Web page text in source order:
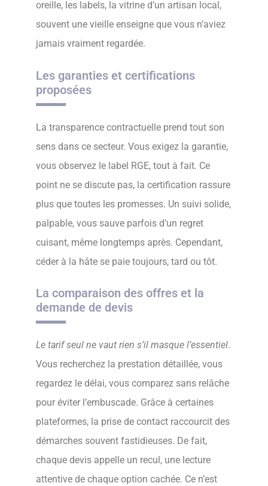
oreille, les labels, la vitrine d’un artisan local,
souvent une vieille enseigne que vous n’aviez
jamais vraiment regardée.
Les garanties et certifications
proposées
La transparence contractuelle prend tout son
sens dans ce secteur. Vous exigez la garantie,
vous observez le label RGE, tout à fait. Ce
point ne se discute pas, la certification rassure
plus que toutes les promesses. Un suivi solide,
palpable, vous sauve parfois d’un regret
cuisant, même longtemps après. Cependant,
céder à la hâte se paie toujours, tard ou tôt.
La comparaison des offres et la
demande de devis
Le tarif seul ne vaut rien s’il masque l’essentiel.
Vous recherchez la prestation détaillée, vous
regardez le délai, vous comparez sans relâche
pour éviter l’embuscade. Grâce à certaines
plateformes, la prise de contact raccourcit des
démarches souvent fastidieuses. De fait,
chaque devis appelle un recul, une lecture
attentive de chaque option cachée. Ce n’est